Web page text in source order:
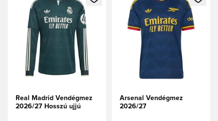
Real Madrid Vendégmez
2026/27 Hosszú ujjú
Arsenal Vendégmez
2026/27